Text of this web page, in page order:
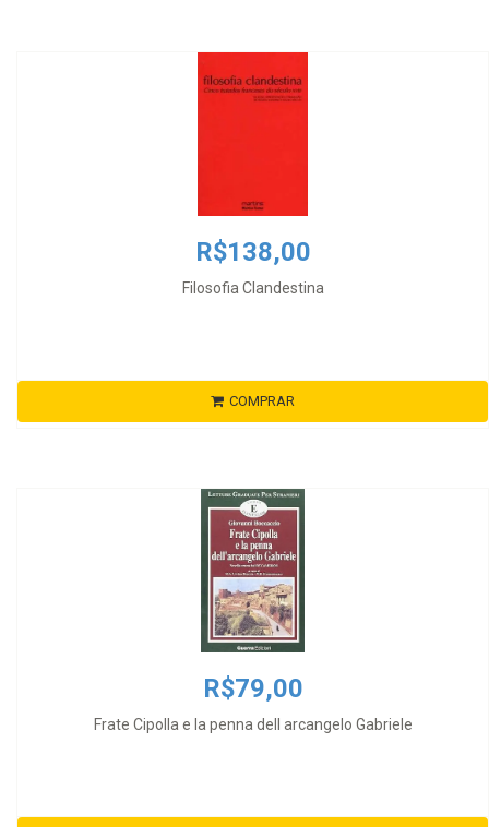
R$138,00
Filosofia Clandestina
COMPRAR
R$79,00
Frate Cipolla e la penna dell arcangelo Gabriele